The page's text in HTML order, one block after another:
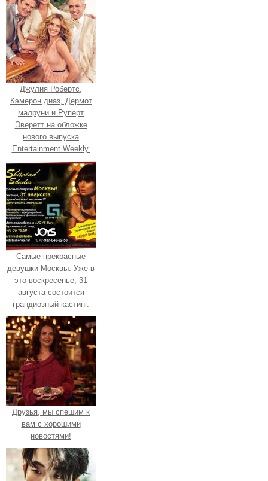
Джулия Робертс,
Кэмерон диаз, Дермот
малруни и Руперт
Эверетт на обложке
нового выпуска
Entertainment Weekly.
Самые прекрасные
девушки Москвы. Уже в
это воскресенье, 31
августа состоится
грандиозный кастинг.
Друзья, мы спешим к
вам с хорошими
новостями!